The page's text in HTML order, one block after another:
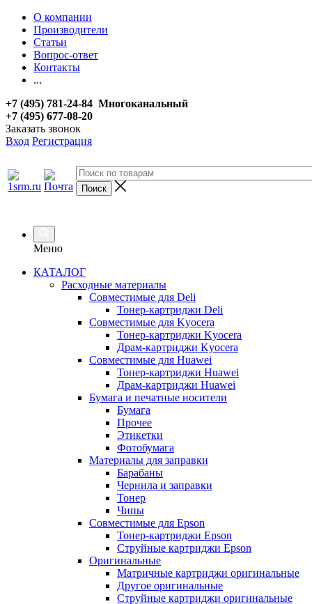
О компании
Производители
Статьи
Вопрос-ответ
Контакты
...
+7 (495) 781-24-84 Многоканальный
+7 (495) 677-08-20
Заказать звонок
Вход Регистрация
Меню
КАТАЛОГ
Расходные материалы
Совместимые для Deli
Тонер-картриджи Deli
Совместимые для Kyocera
Тонер-картриджи Kyocera
Драм-картриджи Kyocera
Совместимые для Huawei
Тонер-картриджи Huawei
Драм-картриджи Huawei
Бумага и печатные носители
Бумага
Прочее
Этикетки
Фотобумага
Материалы для заправки
Барабаны
Чернила и заправки
Тонер
Чипы
Совместимые для Epson
Тонер-картриджи Epson
Струйные картриджи Epson
Оригинальные
Матричные картриджи оригинальные
Другое оригинальные
Струйные картриджи оригинальные